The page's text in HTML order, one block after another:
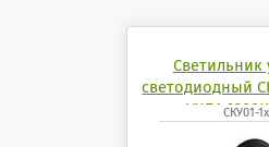
Светильник
светодиодный
УХЛ1 СКУ01-